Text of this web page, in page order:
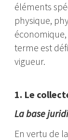
éléments
physique,
terme est
vigueur.
1. Le
La base
En vertu de